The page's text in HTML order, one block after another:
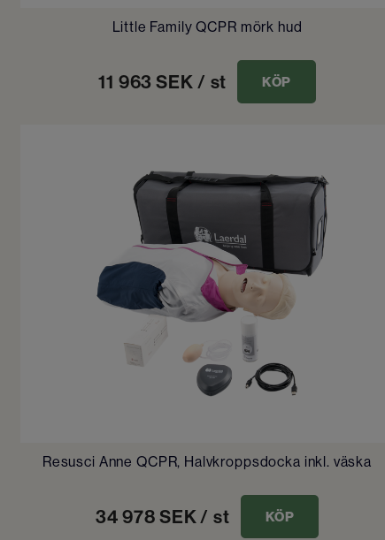
Little Family QCPR mörk hud
11 963 SEK / st KÖP
Resusci Anne QCPR, Halvkroppsdocka inkl. väska
34 978SEK / st KÖP